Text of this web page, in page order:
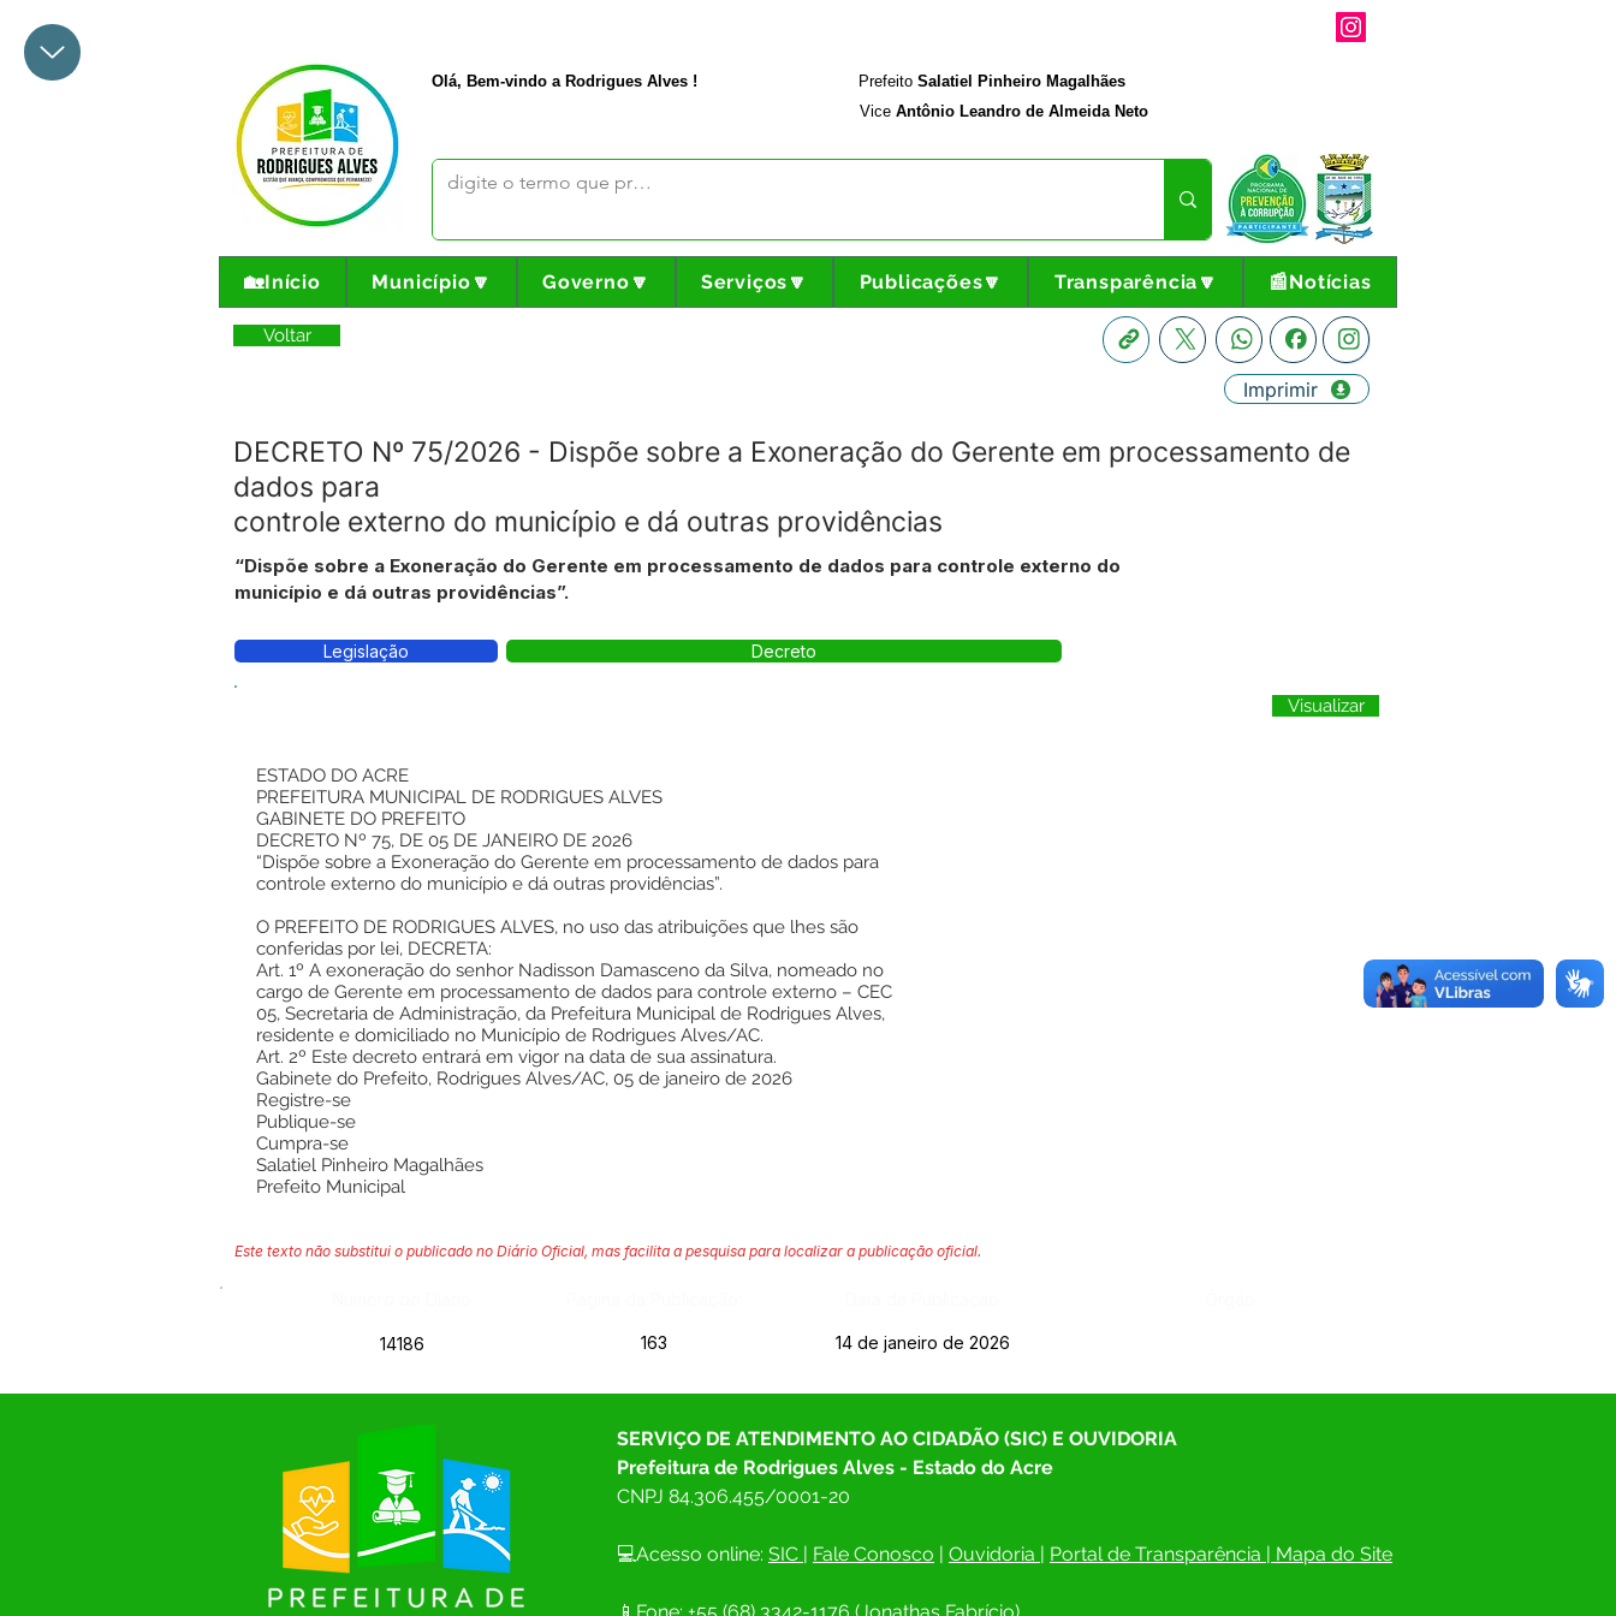
Olá, Bem-vindo a Rodrigues Alves ! Prefeito Salatiel Pinheiro Magalhães
Vice Antônio Leandro de Almeida Neto
🏡Início Município🔽 Governo🔽 Serviços🔽 Publicações🔽 Transparência🔽 📰Notícias
Voltar
DECRETO Nº 75/2026 - Dispõe sobre a Exoneração do Gerente em processamento de
dados para
controle externo do município e dá outras providências
Imprimir
“Dispõe sobre a Exoneração do Gerente em processamento de dados para controle externo do
município e dá outras providências”.
Legislação Decreto
Visualizar
ESTADO DO ACRE
PREFEITURA MUNICIPAL DE RODRIGUES ALVES
GABINETE DO PREFEITO
DECRETO Nº 75, DE 05 DE JANEIRO DE 2026
“Dispõe sobre a Exoneração do Gerente em processamento de dados para
controle externo do município e dá outras providências”.
O PREFEITO DE RODRIGUES ALVES, no uso das atribuições que lhes são
conferidas por lei, DECRETA:
Art. 1º A exoneração do senhor Nadisson Damasceno da Silva, nomeado no
cargo de Gerente em processamento de dados para controle externo – CEC
05, Secretaria de Administração, da Prefeitura Municipal de Rodrigues Alves,
residente e domiciliado no Município de Rodrigues Alves/AC.
Art. 2º Este decreto entrará em vigor na data de sua assinatura.
Gabinete do Prefeito, Rodrigues Alves/AC, 05 de janeiro de 2026
Registre-se
Publique-se
Cumpra-se
Salatiel Pinheiro Magalhães
Prefeito Municipal
Este texto não substitui o publicado no Diário Oficial, mas facilita a pesquisa para localizar a publicação oficial.
14186 163 14 de janeiro de 2026
SERVIÇO DE ATENDIMENTO AO CIDADÃO (SIC) E OUVIDORIA
Prefeitura de Rodrigues Alves - Estado do Acre
CNPJ 84.306.455/0001-20
💻Acesso online: SIC | Fale Conosco | Ouvidoria | Portal de Transparência | Mapa do Site